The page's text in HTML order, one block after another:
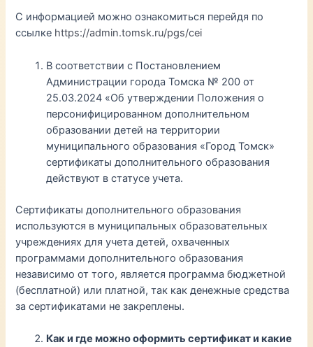
С информацией можно ознакомиться перейдя по
ссылке https://admin.tomsk.ru/pgs/cei
В соответствии с Постановлением
Администрации города Томска № 200 от
25.03.2024 «Об утверждении Положения о
персонифицированном дополнительном
образовании детей на территории
муниципального образования «Город Томск»
сертификаты дополнительного образования
действуют в статусе учета.
Сертификаты дополнительного образования
используются в муниципальных образовательных
учреждениях для учета детей, охваченных
программами дополнительного образования
независимо от того, является программа бюджетной
(бесплатной) или платной, так как денежные средства
за сертификатами не закреплены.
Как и где можно оформить сертификат и какие